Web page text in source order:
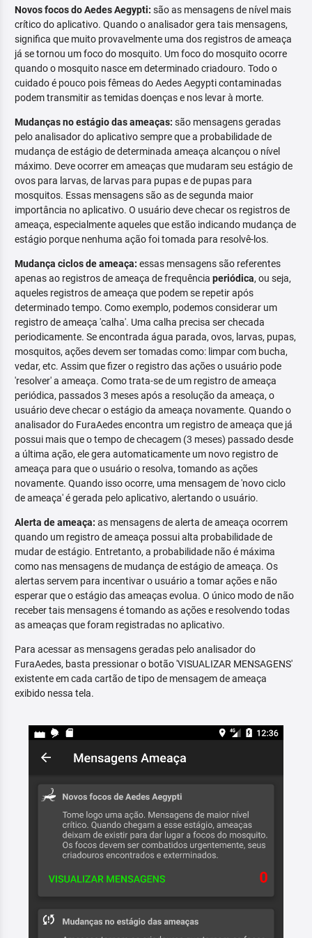
Novos focos do Aedes Aegypti: são as mensagens de nível mais
crítico do aplicativo. Quando o analisador gera tais mensagens,
significa que muito provavelmente uma dos registros de ameaça
já se tornou um foco do mosquito. Um foco do mosquito ocorre
quando o mosquito nasce em determinado criadouro. Todo o
cuidado é pouco pois fêmeas do Aedes Aegypti contaminadas
podem transmitir as temidas doenças e nos levar à morte.
Mudanças no estágio das ameaças: são mensagens geradas
pelo analisador do aplicativo sempre que a probabilidade de
mudança de estágio de determinada ameaça alcançou o nível
máximo. Deve ocorrer em ameaças que mudaram seu estágio de
ovos para larvas, de larvas para pupas e de pupas para
mosquitos. Essas mensagens são as de segunda maior
importância no aplicativo. O usuário deve checar os registros de
ameaça, especialmente aqueles que estão indicando mudança de
estágio porque nenhuma ação foi tomada para resolvê-los.
Mudança ciclos de ameaça: essas mensagens são referentes
apenas ao registros de ameaça de frequência periódica, ou seja,
aqueles registros de ameaça que podem se repetir após
determinado tempo. Como exemplo, podemos considerar um
registro de ameaça 'calha'. Uma calha precisa ser checada
periodicamente. Se encontrada água parada, ovos, larvas, pupas,
mosquitos, ações devem ser tomadas como: limpar com bucha,
vedar, etc. Assim que fizer o registro das ações o usuário pode
'resolver' a ameaça. Como trata-se de um registro de ameaça
periódica, passados 3 meses após a resolução da ameaça, o
usuário deve checar o estágio da ameaça novamente. Quando o
analisador do FuraAedes encontra um registro de ameaça que já
possui mais que o tempo de checagem (3 meses) passado desde
a última ação, ele gera automaticamente um novo registro de
ameaça para que o usuário o resolva, tomando as ações
novamente. Quando isso ocorre, uma mensagem de 'novo ciclo
de ameaça' é gerada pelo aplicativo, alertando o usuário.
Alerta de ameaça: as mensagens de alerta de ameaça ocorrem
quando um registro de ameaça possui alta probabilidade de
mudar de estágio. Entretanto, a probabilidade não é máxima
como nas mensagens de mudança de estágio de ameaça. Os
alertas servem para incentivar o usuário a tomar ações e não
esperar que o estágio das ameaças evolua. O único modo de não
receber tais mensagens é tomando as ações e resolvendo todas
as ameaças que foram registradas no aplicativo.
Para acessar as mensagens geradas pelo analisador do
FuraAedes, basta pressionar o botão 'VISUALIZAR MENSAGENS'
existente em cada cartão de tipo de mensagem de ameaça
exibido nessa tela.